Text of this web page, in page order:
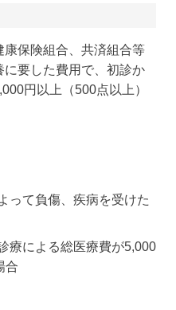
保険組合、共済組合等
要した費用で、初診か
円以上（500点以上）
って負傷、疾病を受けた
療による総医療費が5,000
合